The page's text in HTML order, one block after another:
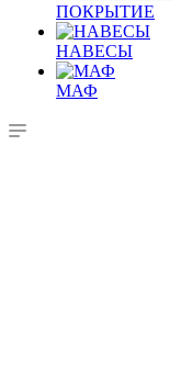
ПОКРЫТИЕ
НАВЕСЫ
МАФ